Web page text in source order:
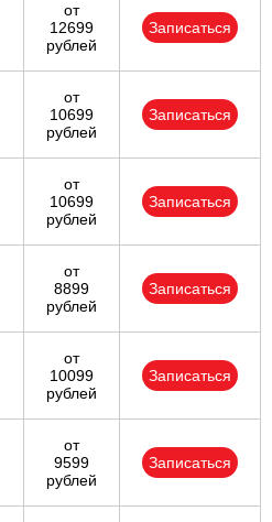
от
12699
рублей
Записаться
от
10699
рублей
Записаться
от
10699
рублей
Записаться
от
8899
рублей
Записаться
от
10099
рублей
Записаться
от
9599
рублей
Записаться